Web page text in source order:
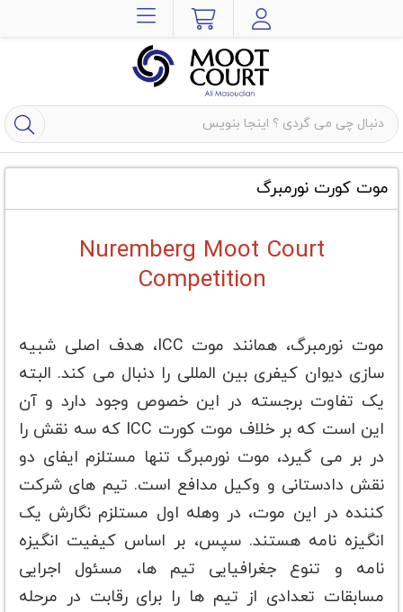
موت کورت نورمبرگ
Nuremberg Moot Court
Competition
موت نورمبرگ، همانند موت ICC، هدف اصلی شبیه
سازی دیوان کیفری بین المللی را دنبال می کند. البته
یک تفاوت برجسته در این خصوص وجود دارد و آن
این است که بر خلاف موت کورت ICC که سه نقش را
در بر می گیرد، موت نورمبرگ تنها مستلزم ایفای دو
نقش دادستانی و وکیل مدافع است. تیم های شرکت
کننده در این موت، در وهله اول مستلزم نگارش یک
انگیزه نامه هستند. سپس، بر اساس کیفیت انگیزه
نامه و تنوع جغرافیایی تیم ها، مسئول اجرایی
مسابقات تعدادی از تیم ها را برای رقابت در مرحله